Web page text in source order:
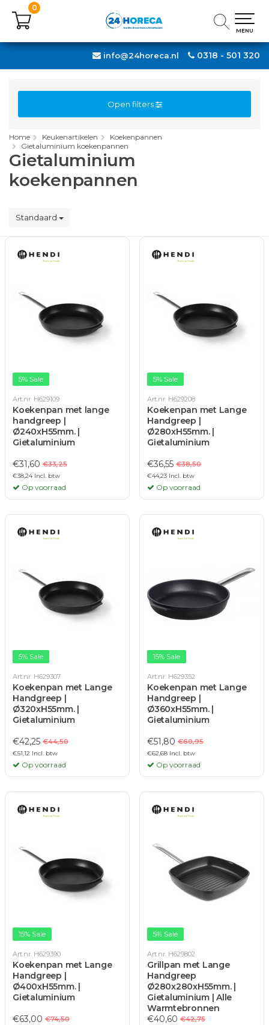
0318 - 501 320
info@24horeca.nl
0
MENU
0
MENU
Open filters
Home Keukenartikelen
Koekenpannen
Gietaluminium koekenpannen
Gietaluminium
koekenpannen
Standaard
5% Sale
Art.nr. H629109
Koekenpan met lange
handgreep |
Ø240xH55mm. |
Gietaluminium
€31,60 €33,25
€38,24 Incl. btw
Op voorraad
5% Sale
Art.nr. H629208
Koekenpan met Lange
Handgreep |
Ø280xH55mm. |
Gietaluminium
€36,55 €38,50
€44,23 Incl. btw
Op voorraad
5% Sale
Art.nr. H629307
Koekenpan met Lange
Handgreep |
Ø320xH55mm. |
Gietaluminium
€42,25 €44,50
€51,12 Incl. btw
Op voorraad
15% Sale
Art.nr. H629352
Koekenpan met Lange
Handgreep |
Ø360xH55mm. |
Gietaluminium
€51,80 €60,95
€62,68 Incl. btw
Op voorraad
15% Sale
Art.nr. H629390
Koekenpan met Lange
Handgreep |
Ø400xH55mm. |
Gietaluminium
€63,00 €74,50
5% Sale
Art.nr. H629802
Grillpan met Lange
Handgreep
Ø280x280xH55mm. |
Gietaluminium | Alle
Warmtebronnen
€40,60 €42,75